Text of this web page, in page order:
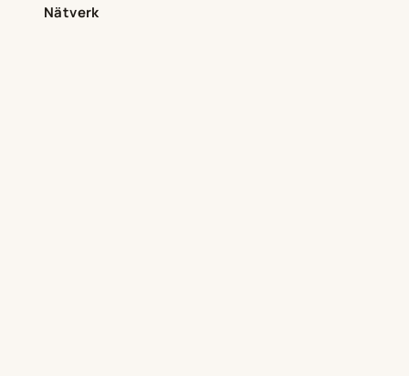
Nätverk